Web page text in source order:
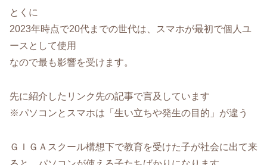
とくに
2023年時点で20代までの世代は、スマホが最初で個人ユ
ースとして使用
なので最も影響を受けます。
先に紹介したリンク先の記事で言及しています
※パソコンとスマホは「生い立ちや発生の目的」が違う
ＧＩＧＡスクール構想下で教育を受けた子が社会に出て来